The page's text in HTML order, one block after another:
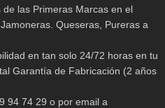
las Primeras Marcas en el
Queseras, Pureras a
en tan solo 24/72 horas en tu
Garantía de Fabricación (2 años
94 74 29 o por email a